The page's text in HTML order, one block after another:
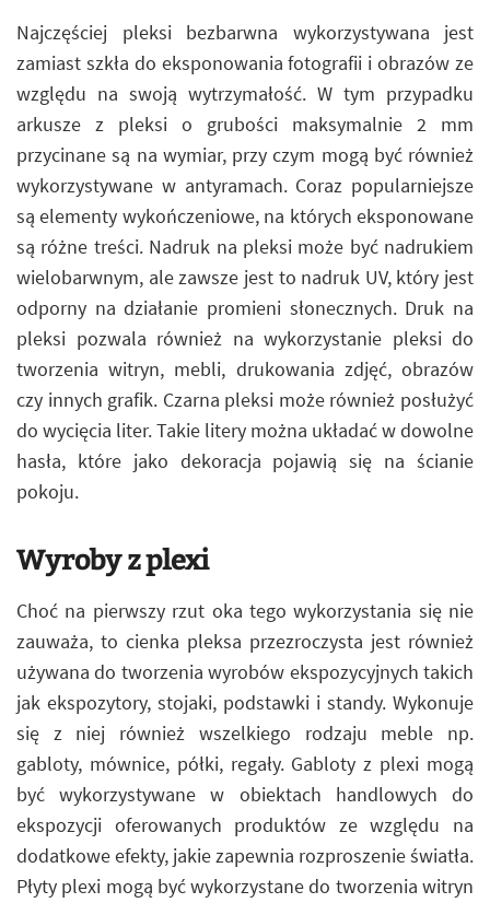
Najczęściej pleksi bezbarwna wykorzystywana jest
zamiast szkła do eksponowania fotografii i obrazów ze
względu na swoją wytrzymałość. W tym przypadku
arkusze z pleksi o grubości maksymalnie 2 mm
przycinane są na wymiar, przy czym mogą być również
wykorzystywane w antyramach. Coraz popularniejsze
są elementy wykończeniowe, na których eksponowane
są różne treści. Nadruk na pleksi może być nadrukiem
wielobarwnym, ale zawsze jest to nadruk UV, który jest
odporny na działanie promieni słonecznych. Druk na
pleksi pozwala również na wykorzystanie pleksi do
tworzenia witryn, mebli, drukowania zdjęć, obrazów
czy innych grafik. Czarna pleksi może również posłużyć
do wycięcia liter. Takie litery można układać w dowolne
hasła, które jako dekoracja pojawią się na ścianie
pokoju.
Wyroby z plexi
Choć na pierwszy rzut oka tego wykorzystania się nie
zauważa, to cienka pleksa przezroczysta jest również
używana do tworzenia wyrobów ekspozycyjnych takich
jak ekspozytory, stojaki, podstawki i standy. Wykonuje
się z niej również wszelkiego rodzaju meble np.
gabloty, mównice, półki, regały. Gabloty z plexi mogą
być wykorzystywane w obiektach handlowych do
ekspozycji oferowanych produktów ze względu na
dodatkowe efekty, jakie zapewnia rozproszenie światła.
Płyty plexi mogą być wykorzystane do tworzenia witryn